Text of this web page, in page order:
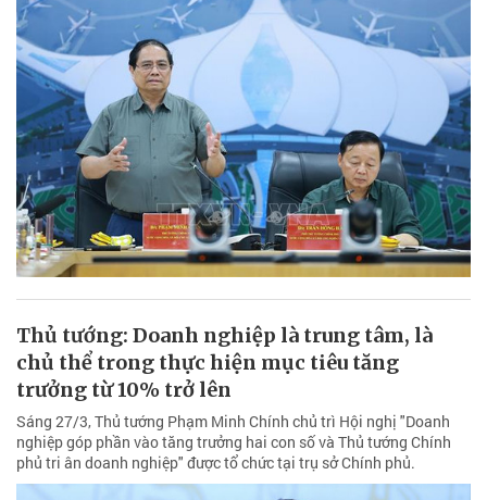
Thủ tướng: Doanh nghiệp là trung tâm, là
chủ thể trong thực hiện mục tiêu tăng
trưởng từ 10% trở lên
Sáng 27/3, Thủ tướng Phạm Minh Chính chủ trì Hội nghị "Doanh
nghiệp góp phần vào tăng trưởng hai con số và Thủ tướng Chính
phủ tri ân doanh nghiệp" được tổ chức tại trụ sở Chính phủ.